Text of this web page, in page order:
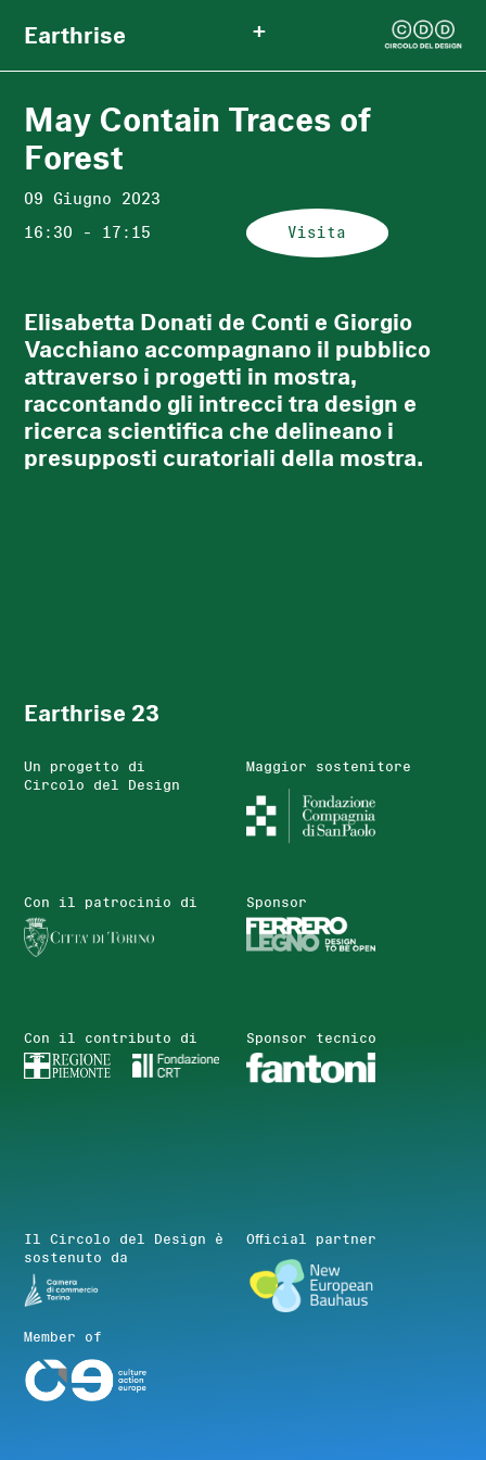
Earthrise +
May Contain Traces of
Forest
09 Giugno 2023
16:30 - 17:15
Visita
Elisabetta Donati de Conti e Giorgio
Vacchiano accompagnano il pubblico
attraverso i progetti in mostra,
raccontando gli intrecci tra design e
ricerca scientifica che delineano i
presupposti curatoriali della mostra.
Earthrise 23
Un progetto di
Circolo del Design
Con il patrocinio di
Con il contributo di
Maggior sostenitore
Sponsor
Sponsor tecnico
Il Circolo del Design è
sostenuto da
Member of
Official partner